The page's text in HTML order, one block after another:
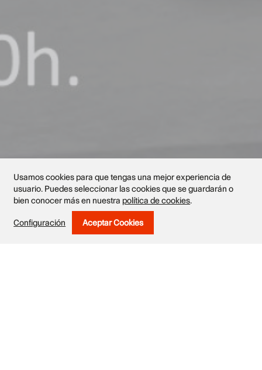
Obras
Usamos cookies para que tengas una mejor experiencia de
usuario. Puedes seleccionar las cookies que se guardarán o
bien conocer más en nuestra política de cookies.
Configuración Aceptar Cookies